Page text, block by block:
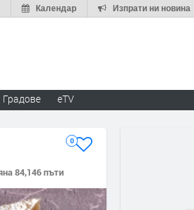
Изпрати ни новина
Календар
Градове eTV
0
84,146 пъти